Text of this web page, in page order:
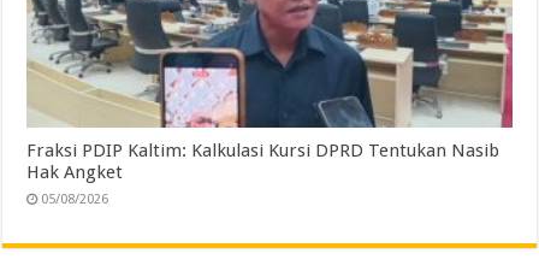
Fraksi PDIP Kaltim: Kalkulasi Kursi DPRD Tentukan Nasib
Hak Angket
05/08/2026